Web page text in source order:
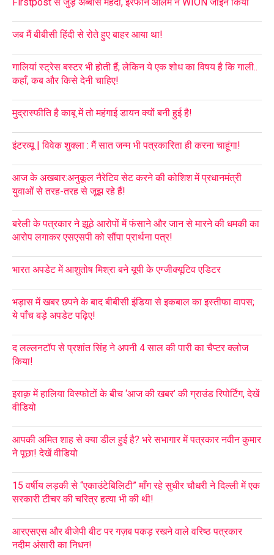
जब मैं बीबीसी हिंदी से रोते हुए बाहर आया था!
गालियां स्ट्रेस बस्टर भी होती हैं; लेकिन ये एक शोध का विषय है कि गाली..
कहाँ, कब और किसे देनी चाहिए!
मुद्रास्फीति है काबू में तो महंगाई डायन क्यों बनी हुई है!
इंटरव्यू | विवेक शुक्ला : मैं सात जन्म भी पत्रकारिता ही करना चाहूंगा!
आज के अखबार:अनुकूल नैरेटिव सेट करने की कोशिश में प्रधानमंत्री
युवाओं से तरह-तरह से जूझ रहे हैं!
बरेली के पत्रकार ने झूठे आरोपों में फंसाने और जान से मारने की धमकी का
आरोप लगाकर एसएसपी को सौंपा प्रार्थना पत्र!
भारत अपडेट में आशुतोष मिश्रा बने यूपी के एग्जीक्यूटिव एडिटर
भड़ास में खबर छपने के बाद बीबीसी इंडिया से इकबाल का इस्तीफा वापस;
ये पाँच बड़े अपडेट पढ़िए!
द लल्लनटॉप से प्रशांत सिंह ने अपनी 4 साल की पारी का चैप्टर क्लोज
किया!
इराक़ में हालिया विस्फोटों के बीच ‘आज की खबर’ की ग्राउंड रिपोर्टिंग, देखें
वीडियो
आपकी अमित शाह से क्या डील हुई है? भरे सभागार में पत्रकार नवीन कुमार
ने पूछा! देखें वीडियो
15 वर्षीय लड़की से “एकाउंटेबिलिटी” माँग रहे सुधीर चौधरी ने दिल्ली में एक
सरकारी टीचर की चरित्र हत्या भी की थी!
आरएसएस और बीजेपी बीट पर गज़ब पकड़ रखने वाले वरिष्ठ पत्रकार
नदीम अंसारी का निधन!